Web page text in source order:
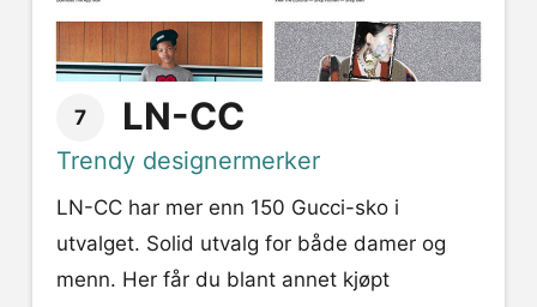
7 LN-CC
Trendy designermerker
LN-CC har mer enn 150 Gucci-sko i
utvalget. Solid utvalg for både damer og
menn. Her får du blant annet kjøpt